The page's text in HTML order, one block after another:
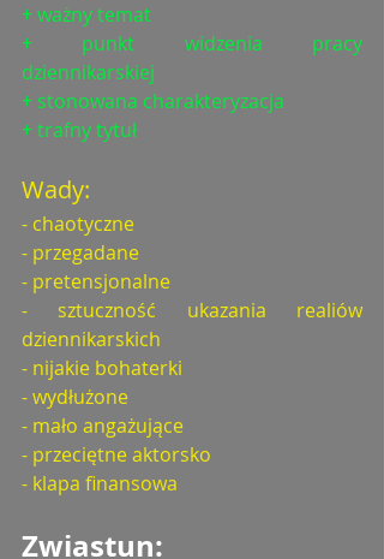
+ ważny temat
+ punkt widzenia pracy
dziennikarskiej
+ stonowana charakteryzacja
+ trafny tytuł
Wady:
- chaotyczne
- przegadane
- pretensjonalne
- sztuczność ukazania realiów
dziennikarskich
- nijakie bohaterki
- wydłużone
- mało angażujące
- przeciętne aktorsko
- klapa finansowa
Zwiastun: